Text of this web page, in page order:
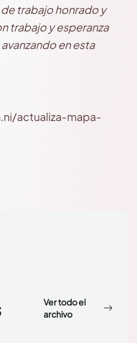
trabajo honrado y
trabajo y esperanza
en esta
actualiza-mapa-
Ver todo el
archivo